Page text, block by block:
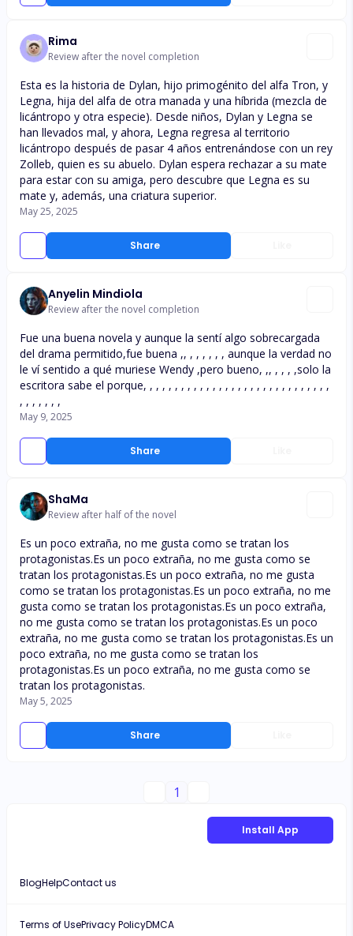
Rima
Review after the novel completion
Share
Esta es la historia de Dylan, hijo primogénito del alfa Tron, y
Legna, hija del alfa de otra manada y una híbrida (mezcla de
licántropo y otra especie). Desde niños, Dylan y Legna se
han llevados mal, y ahora, Legna regresa al territorio
licántropo después de pasar 4 años entrenándose con un rey
Zolleb, quien es su abuelo. Dylan espera rechazar a su mate
para estar con su amiga, pero descubre que Legna es su
mate y, además, una criatura superior.
May 25, 2025
Anyelin Mindiola
Review after the novel completion
Share
Fue una buena novela y aunque la sentí algo sobrecargada
del drama permitido,fue buena ,, , , , , , , aunque la verdad no
le ví sentido a qué muriese Wendy ,pero bueno, ,, , , , ,solo la
escritora sabe el porque, , , , , , , , , , , , , , , , , , , , , , , , , , , , , ,
, , , , , , ,
May 9, 2025
ShaMa
Review after half of the novel
Share
Es un poco extraña, no me gusta como se tratan los
protagonistas.Es un poco extraña, no me gusta como se
tratan los protagonistas.Es un poco extraña, no me gusta
como se tratan los protagonistas.Es un poco extraña, no me
gusta como se tratan los protagonistas.Es un poco extraña,
no me gusta como se tratan los protagonistas.Es un poco
extraña, no me gusta como se tratan los protagonistas.Es un
poco extraña, no me gusta como se tratan los
protagonistas.Es un poco extraña, no me gusta como se
tratan los protagonistas.
May 5, 2025
1
Install App
BlogHelpContact us
Terms of UsePrivacy PolicyDMCA